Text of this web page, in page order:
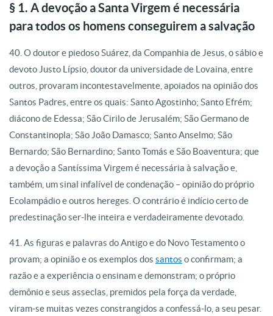
§ 1. A devoção a Santa Virgem é necessária
para todos os homens conseguirem a salvação
40. O doutor e piedoso Suárez, da Companhia de Jesus, o sábio e
devoto Justo Lípsio, doutor da universidade de Lovaina, entre
outros, provaram incontestavelmente, apoiados na opinião dos
Santos Padres, entre os quais: Santo Agostinho; Santo Efrém;
diácono de Edessa; São Cirilo de Jerusalém; São Germano de
Constantinopla; São João Damasco; Santo Anselmo; São
Bernardo; São Bernardino; Santo Tomás e São Boaventura; que
a devoção a Santíssima Virgem é necessária à salvação e,
também, um sinal infalível de condenação – opinião do próprio
Ecolampádio e outros hereges. O contrário é indício certo de
predestinação ser-lhe inteira e verdadeiramente devotado.
41. As figuras e palavras do Antigo e do Novo Testamento o
provam; a opinião e os exemplos dos santos o confirmam; a
razão e a experiência o ensinam e demonstram; o próprio
demônio e seus asseclas, premidos pela força da verdade,
viram-se muitas vezes constrangidos a confessá-lo, a seu pesar.